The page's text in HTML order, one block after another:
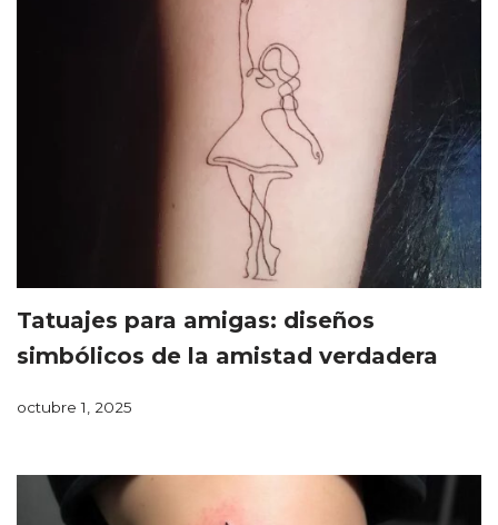
Tatuajes para amigas: diseños
simbólicos de la amistad verdadera
octubre 1, 2025